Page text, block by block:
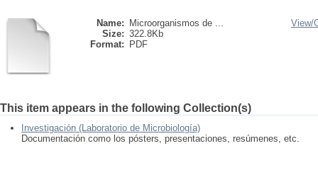
Name:
Microorganismos de ...
Size: 322.8Kb
Format:
PDF
View/
This item appears in the following Collection(s)
Investigación (Laboratorio de Microbiología)
Documentación como los pósters, presentaciones, resúmenes, etc.